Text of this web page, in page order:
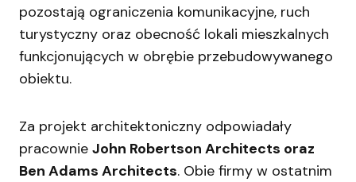
pozostają ograniczenia komunikacyjne, ruch
turystyczny oraz obecność lokali mieszkalnych
funkcjonujących w obrębie przebudowywanego
obiektu.
Za projekt architektoniczny odpowiadały
pracownie John Robertson Architects oraz
Ben Adams Architects. Obie firmy w ostatnim